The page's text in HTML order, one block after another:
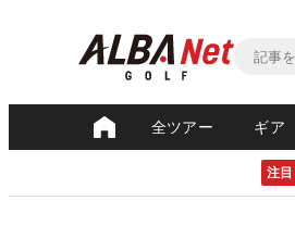
全ツアー ギア
注目